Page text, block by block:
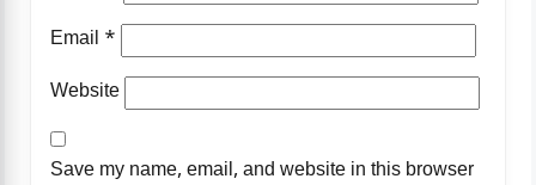
Email *
Website
Save my name, email, and website in this browser